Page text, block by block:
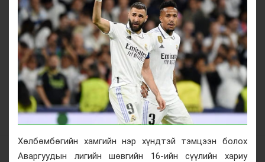
Хөлбөмбөгийн хамгийн нэр хүндтэй тэмцээн болох
Аваргуудын лигийн шөвгийн 16-ийн сүүлийн хариу